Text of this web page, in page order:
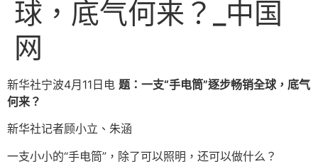
球，底气何来？_中国
网
新华社宁波4月11日电 题：一支“手电筒”逐步畅销全球，底气
何来？
新华社记者顾小立、朱涵
一支小小的“手电筒”，除了可以照明，还可以做什么？